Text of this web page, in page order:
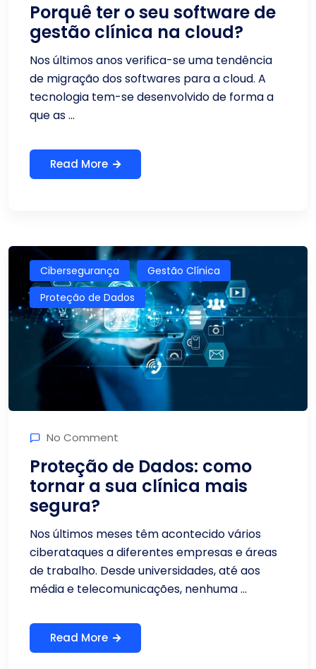
Porquê ter o seu software de
gestão clínica na cloud?
Nos últimos anos verifica-se uma tendência
de migração dos softwares para a cloud. A
tecnologia tem-se desenvolvido de forma a
que as ...
Read More
Cibersegurança
Gestão Clínica
Proteção de Dados
No Comment
Proteção de Dados: como
tornar a sua clínica mais
segura?
Nos últimos meses têm acontecido vários
ciberataques a diferentes empresas e áreas
de trabalho. Desde universidades, até aos
média e telecomunicações, nenhuma ...
Read More